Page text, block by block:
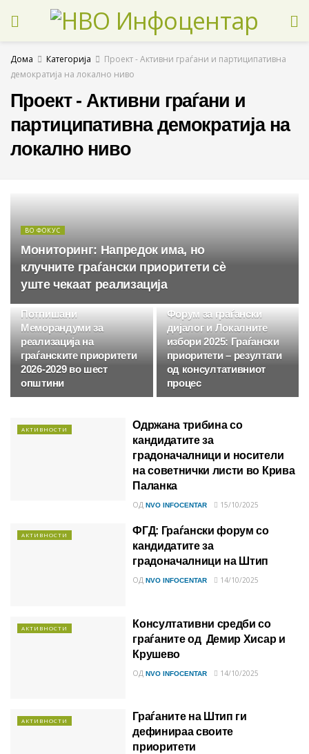
Дома Категорија
Проект - Активни граѓани и партиципативна
демократија на локално ниво
Проект - Активни граѓани и
партиципативна демократија на
локално ниво
ВО ФОКУС
Мониторинг: Напредок има, но
клучните граѓански приоритети сè
уште чекаат реализација
Потпишани
Меморандуми за
реализација на
граѓанските приоритети
2026-2029 во шест
општини
Форум за граѓански
дијалог и Локалните
избори 2025: Граѓански
приоритети – резултати
од консултативниот
процес
АКТИВНОСТИ
Одржана трибина со
кандидатите за
градоначалници и носители
на советнички листи во Крива
Паланка
ОД NVO INFOCENTAR 15/10/2025
АКТИВНОСТИ
ФГД: Граѓански форум со
кандидатите за
градоначалници на Штип
ОД NVO INFOCENTAR 14/10/2025
АКТИВНОСТИ
Консултативни средби со
граѓаните од Демир Хисар и
Крушево
ОД NVO INFOCENTAR 14/10/2025
АКТИВНОСТИ
Граѓаните на Штип ги
дефинираа своите
приоритети